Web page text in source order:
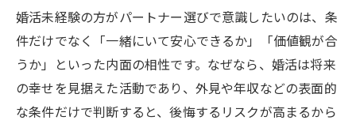
婚活未経験の方がパートナー選びで意識したいのは、条
件だけでなく「一緒にいて安心できるか」「価値観が合
うか」といった内面の相性です。なぜなら、婚活は将来
の幸せを見据えた活動であり、外見や年収などの表面的
な条件だけで判断すると、後悔するリスクが高まるから